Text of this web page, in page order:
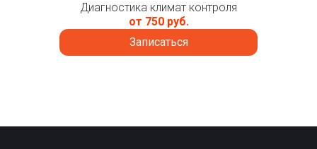
Диагностика климат контроля
от 750 руб.
Записаться